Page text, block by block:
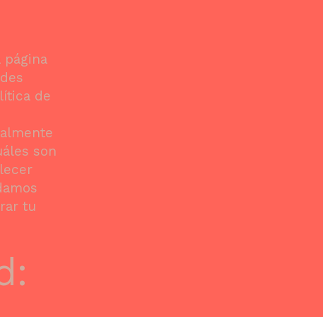
de
son
tu